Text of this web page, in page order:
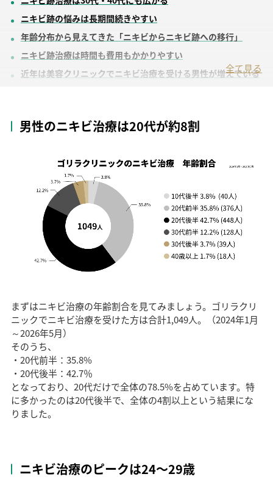
全て見る
ニキビ跡の悩みは長期間続きやすい
年齢分布から見えてきた「ニキビからニキビ跡への移行」
ニキビ跡治療は時間も費用もかかりやすい
近年は美容クリニックでニキビ治療を受ける男性が増えている
ニキビ跡がある方も、これから予防したい方もご相談ください
男性のニキビ治療は20代が約8割
まずはニキビ治療の年齢割合を見てみましょう。ゴリラクリ
ニックでニキビ治療を受けた方は合計1,049人。（2024年1月
～2026年5月）
そのうち、
・20代前半：35.8%
・20代後半：42.7％
となっており、20代だけで全体の78.5%を占めています。特
に多かったのは20代後半で、全体の4割以上という結果にな
りました。
ニキビ治療のピークは24〜29歳